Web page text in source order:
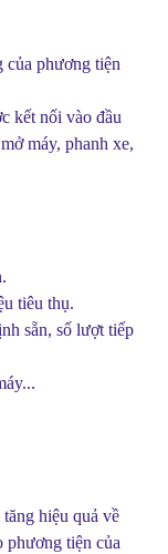
của phương tiện
kết nối vào đầu
máy, phanh xe,
tiêu thụ.
sẵn, số lượt tiếp
hiệu quả về
phương tiện của